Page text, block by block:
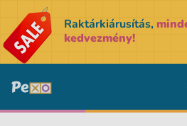
Raktárkiárusítás,
kedvezmény!